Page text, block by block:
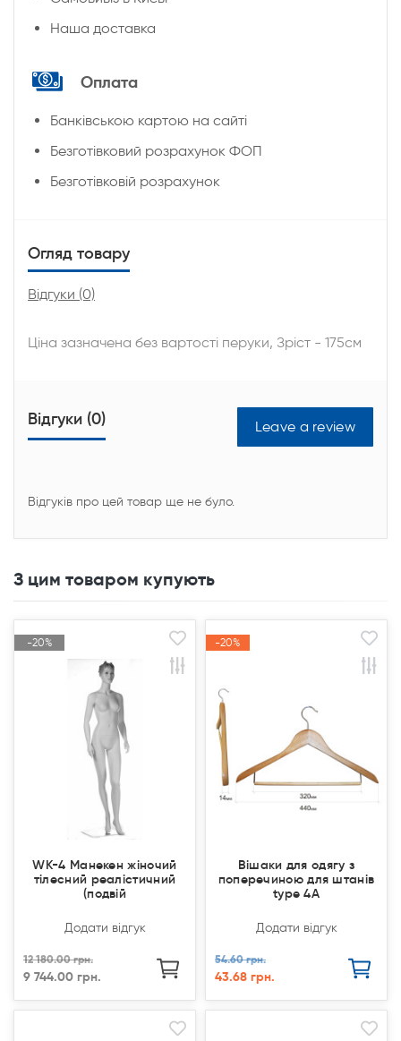
Наша доставка
Оплата
Банківською картою на сайті
Безготівковий розрахунок ФОП
Безготівковій розрахунок
Огляд товару
Відгуки (0)
Ціна зазначена без вартості перуки, Зріст - 175см
Відгуки (0) Leave a review
Відгуків про цей товар ще не було.
З цим товаром купують
-20%
-20%
WK-4 Манекен жіночий
тілесний реалістичний
(подвій
Додати відгук
12 180.00 грн.
9 744.00 грн.
-20%
-20%
Вішаки для одягу з
поперечиною для штанів
type 4A
Додати відгук
54.60 грн.
43.68 грн.